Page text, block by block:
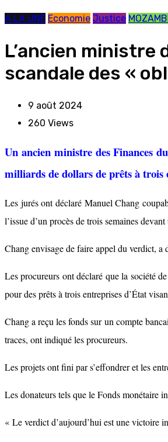
A LA UNE Economie Justice
L’ancien ministre
scandale des «
9 août 2024
260 Views
Un ancien ministre des Finances
milliards de dollars de prêts à trois
Les jurés ont déclaré Manuel Chang
l’issue d’un procès de trois semaines
Chang envisage de faire appel du verdict, a
Les procureurs ont déclaré que la société
pour des prêts à trois entreprises d’État
Chang a reçu les fonds sur un compte
traces, ont indiqué les procureurs.
Les projets ont fini par s’effondrer et les
Les donateurs tels que le Fonds monétaire
« Le verdict d’aujourd’hui est une victoire